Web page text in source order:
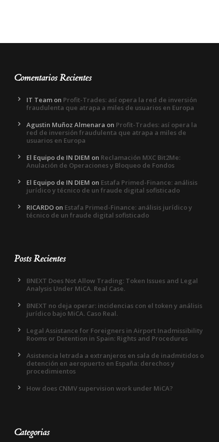
Comentarios Recientes
IT Team on Profit-Trades: así opera la red de inversión
fraudulenta que atrapa a miles de usuarios en Europa
Agustin Muñoz Almenara on Profit-Trades: así opera la
red de inversión fraudulenta que atrapa a miles de
usuarios en Europa
El Equipo de IN DIEM on Reclamación MXC Bit2Me:
Anulación de Operaciones y Bloqueo de Fondos
El Equipo de IN DIEM on Estafa Primed-Finance: análisis
jurídico y técnico de un fraude digital sofisticado
RICARDO on Estafa Primed-Finance: análisis jurídico y
técnico de un fraude digital sofisticado
Posts Recientes
BNEXT Does Not Allow Trading: Token Issues and Legal
Analysis Under MiCA. Real Case.
BNEXT no deja operar: incidencias con el token y análisis
jurídico bajo MiCA. Caso Real.
Legal Assistance for Foreigners in Airport Inadmissibility
Rooms or Detention in Spain: Rights and Procedures
Asistencia letrada a extranjeros en sala de inadmitidos o
detención en aeropuerto en España: derechos y
procedimientos
How does CNMV supervision work under MiCA?
Categorias